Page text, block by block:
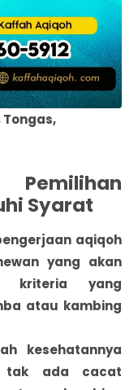
Syarat
aqiqoh
yang akan
kriteria yang
atau kambing
kesehatannya
tak ada cacat